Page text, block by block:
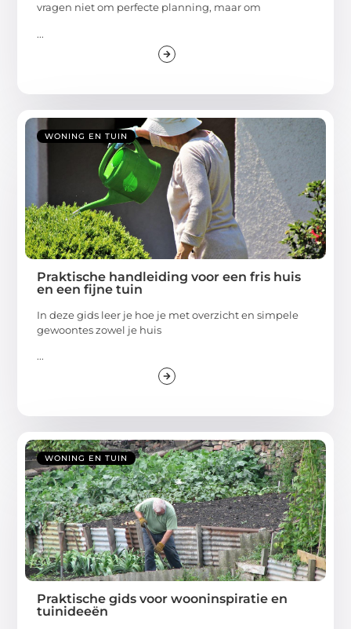
vragen niet om perfecte planning, maar om
...
WONING EN TUIN
Praktische handleiding voor een fris huis
en een fijne tuin
In deze gids leer je hoe je met overzicht en simpele
gewoontes zowel je huis
...
WONING EN TUIN
Praktische gids voor wooninspiratie en
tuinideeën